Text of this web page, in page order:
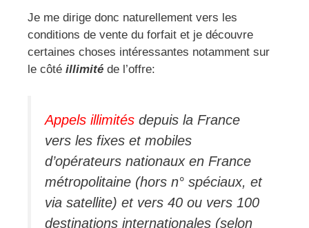
Je me dirige donc naturellement vers les
conditions de vente du forfait et je découvre
certaines choses intéressantes notamment sur
le côté illimité de l’offre:
Appels illimités depuis la France
vers les fixes et mobiles
d’opérateurs nationaux en France
métropolitaine (hors n° spéciaux, et
via satellite) et vers 40 ou vers 100
destinations internationales (selon